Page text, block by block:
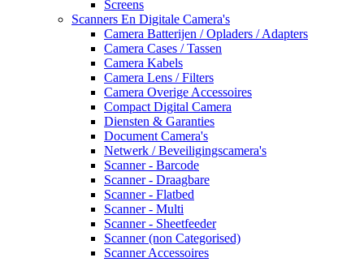
Screens
Scanners En Digitale Camera's
Camera Batterijen / Opladers / Adapters
Camera Cases / Tassen
Camera Kabels
Camera Lens / Filters
Camera Overige Accessoires
Compact Digital Camera
Diensten & Garanties
Document Camera's
Netwerk / Beveiligingscamera's
Scanner - Barcode
Scanner - Draagbare
Scanner - Flatbed
Scanner - Multi
Scanner - Sheetfeeder
Scanner (non Categorised)
Scanner Accessoires